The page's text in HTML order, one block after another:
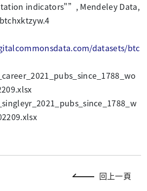
indicators"”, Mendeley Data,
datasets/btc
回上一頁